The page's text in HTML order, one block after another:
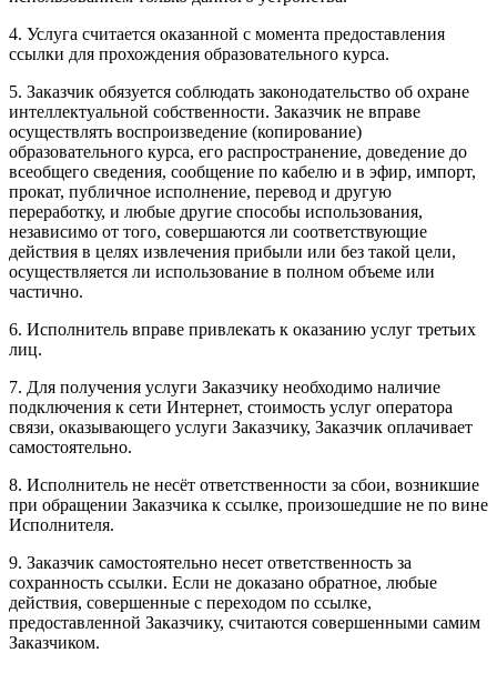
4. Услуга считается оказанной с момента предоставления
ссылки для прохождения образовательного курса.
5. Заказчик обязуется соблюдать законодательство об охране
интеллектуальной собственности. Заказчик не вправе
осуществлять воспроизведение (копирование)
образовательного курса, его распространение, доведение до
всеобщего сведения, сообщение по кабелю и в эфир, импорт,
прокат, публичное исполнение, перевод и другую
переработку, и любые другие способы использования,
независимо от того, совершаются ли соответствующие
действия в целях извлечения прибыли или без такой цели,
осуществляется ли использование в полном объеме или
частично.
6. Исполнитель вправе привлекать к оказанию услуг третьих
лиц.
7. Для получения услуги Заказчику необходимо наличие
подключения к сети Интернет, стоимость услуг оператора
связи, оказывающего услуги Заказчику, Заказчик оплачивает
самостоятельно.
8. Исполнитель не несёт ответственности за сбои, возникшие
при обращении Заказчика к ссылке, произошедшие не по вине
Исполнителя.
9. Заказчик самостоятельно несет ответственность за
сохранность ссылки. Если не доказано обратное, любые
действия, совершенные с переходом по ссылке,
предоставленной Заказчику, считаются совершенными самим
Заказчиком.